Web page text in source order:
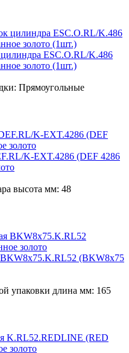
ESC.O.RL/K.486
золото (1шт.)
Прямоугольные
K-EXT.4286 (DEF 4286
высота мм: 48
BKW8x75.K.RL52 (BKW8x75
упаковки длина мм: 165